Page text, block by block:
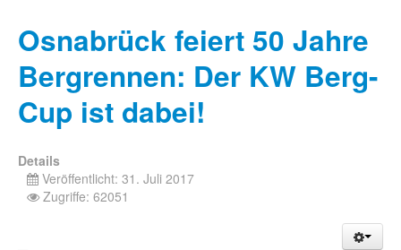
Osnabrück feiert 50 Jahre
Bergrennen: Der KW Berg-
Cup ist dabei!
Details
Veröffentlicht: 31. Juli 2017
Zugriffe: 62051